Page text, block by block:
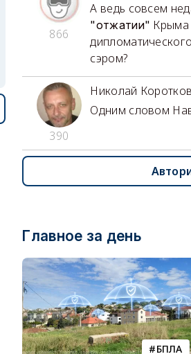
866
А ведь совсем
"отжатии" Крыма
сэром?
390
Николай Коротков
Одним словом
Главное за день
БПЛА